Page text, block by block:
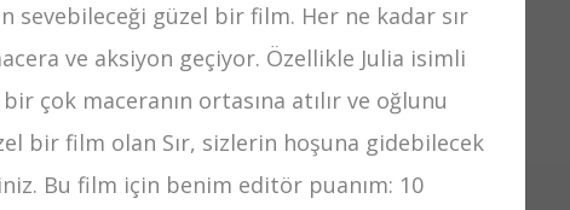
sevebileceği güzel bir film. Her ne kadar sır
ve aksiyon geçiyor. Özellikle Julia isimli
çok maceranın ortasına atılır ve oğlunu
bir film olan Sır, sizlerin hoşuna gidebilecek
Bu film için benim editör puanım: 10